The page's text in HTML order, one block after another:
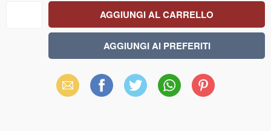
Email Facebook X WhatsAppPinterest